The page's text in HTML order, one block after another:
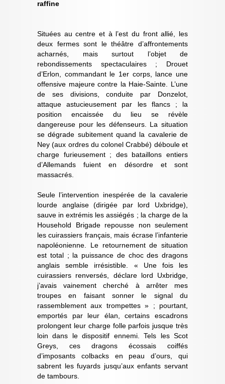
raffine
Situées au centre et à l’est du front allié, les
deux fermes sont le théâtre d’affrontements
acharnés, mais surtout l’objet de
rebondissements spectaculaires ; Drouet
d’Erlon, commandant le 1er corps, lance une
offensive majeure contre la Haie-Sainte. L’une
de ses divisions, conduite par Donzelot,
attaque astucieusement par les flancs ; la
position encaissée du lieu se révèle
dangereuse pour les défenseurs. La situation
se dégrade subitement quand la cavalerie de
Ney (aux ordres du colonel Crabbé) déboule et
charge furieusement ; des bataillons entiers
d’Allemands fuient en désordre et sont
massacrés.
Seule l’intervention inespérée de la cavalerie
lourde anglaise (dirigée par lord Uxbridge),
sauve in extrémis les assiégés ; la charge de la
Household Brigade repousse non seulement
les cuirassiers français, mais écrase l’infanterie
napoléonienne. Le retournement de situation
est total ; la puissance de choc des dragons
anglais semble irrésistible. « Une fois les
cuirassiers renversés, déclare lord Uxbridge,
j’avais vainement cherché à arrêter mes
troupes en faisant sonner le signal du
rassemblement aux trompettes » ; pourtant,
emportés par leur élan, certains escadrons
prolongent leur charge folle parfois jusque très
loin dans le dispositif ennemi. Tels les Scot
Greys, ces dragons écossais coiffés
d’imposants colbacks en peau d’ours, qui
sabrent les fuyards jusqu’aux enfants servant
de tambours.